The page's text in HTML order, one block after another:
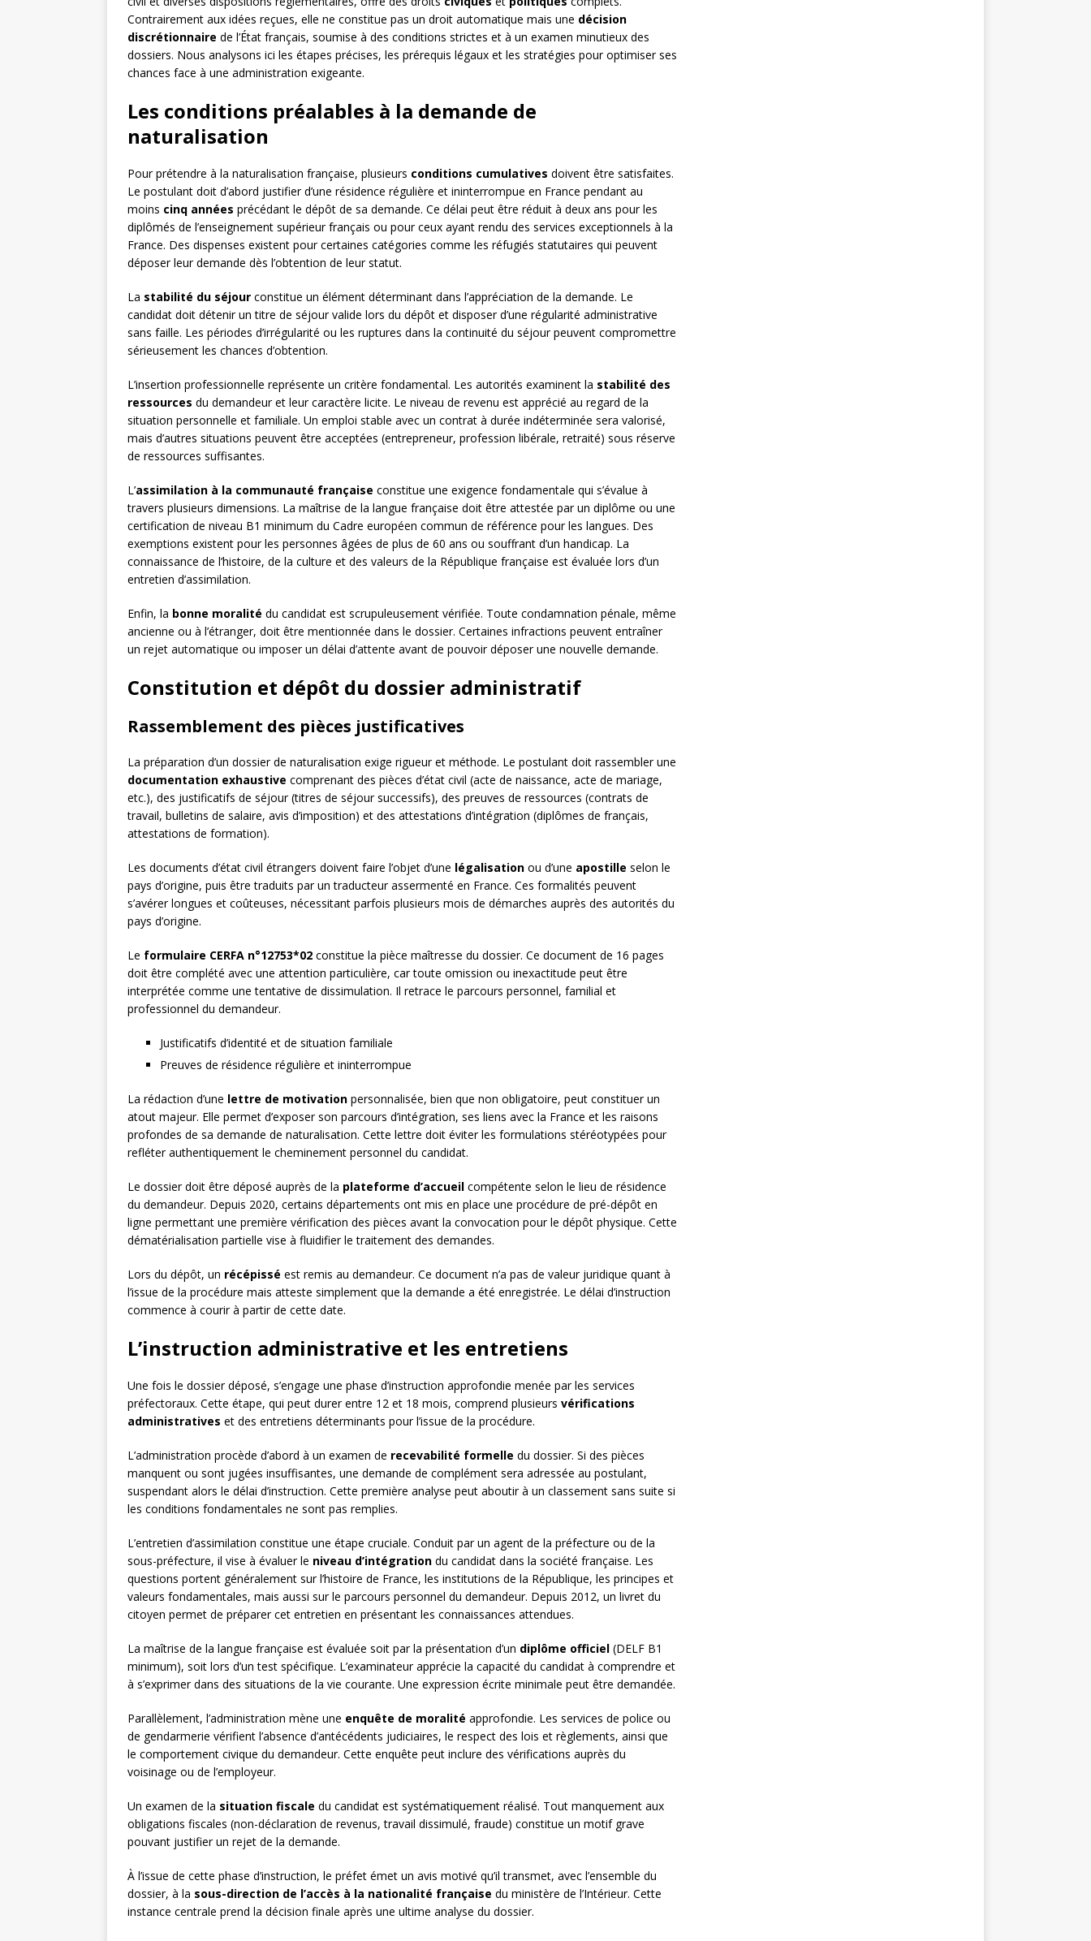
Contrairement aux idées reçues, elle ne constitue pas un droit automatique mais une décision
discrétionnaire de l’État français, soumise à des conditions strictes et à un examen minutieux des
dossiers. Nous analysons ici les étapes précises, les prérequis légaux et les stratégies pour optimiser ses
chances face à une administration exigeante.
Les conditions préalables à la demande de
naturalisation
Pour prétendre à la naturalisation française, plusieurs conditions cumulatives doivent être satisfaites.
Le postulant doit d’abord justifier d’une résidence régulière et ininterrompue en France pendant au
moins cinq années précédant le dépôt de sa demande. Ce délai peut être réduit à deux ans pour les
diplômés de l’enseignement supérieur français ou pour ceux ayant rendu des services exceptionnels à la
France. Des dispenses existent pour certaines catégories comme les réfugiés statutaires qui peuvent
déposer leur demande dès l’obtention de leur statut.
La stabilité du séjour constitue un élément déterminant dans l’appréciation de la demande. Le
candidat doit détenir un titre de séjour valide lors du dépôt et disposer d’une régularité administrative
sans faille. Les périodes d’irrégularité ou les ruptures dans la continuité du séjour peuvent compromettre
sérieusement les chances d’obtention.
L’insertion professionnelle représente un critère fondamental. Les autorités examinent la stabilité des
ressources du demandeur et leur caractère licite. Le niveau de revenu est apprécié au regard de la
situation personnelle et familiale. Un emploi stable avec un contrat à durée indéterminée sera valorisé,
mais d’autres situations peuvent être acceptées (entrepreneur, profession libérale, retraité) sous réserve
de ressources suffisantes.
L’assimilation à la communauté française constitue une exigence fondamentale qui s’évalue à
travers plusieurs dimensions. La maîtrise de la langue française doit être attestée par un diplôme ou une
certification de niveau B1 minimum du Cadre européen commun de référence pour les langues. Des
exemptions existent pour les personnes âgées de plus de 60 ans ou souffrant d’un handicap. La
connaissance de l’histoire, de la culture et des valeurs de la République française est évaluée lors d’un
entretien d’assimilation.
Enfin, la bonne moralité du candidat est scrupuleusement vérifiée. Toute condamnation pénale, même
ancienne ou à l’étranger, doit être mentionnée dans le dossier. Certaines infractions peuvent entraîner
un rejet automatique ou imposer un délai d’attente avant de pouvoir déposer une nouvelle demande.
Constitution et dépôt du dossier administratif
Rassemblement des pièces justificatives
La préparation d’un dossier de naturalisation exige rigueur et méthode. Le postulant doit rassembler une
documentation exhaustive comprenant des pièces d’état civil (acte de naissance, acte de mariage,
etc.), des justificatifs de séjour (titres de séjour successifs), des preuves de ressources (contrats de
travail, bulletins de salaire, avis d’imposition) et des attestations d’intégration (diplômes de français,
attestations de formation).
Les documents d’état civil étrangers doivent faire l’objet d’une légalisation ou d’une apostille selon le
pays d’origine, puis être traduits par un traducteur assermenté en France. Ces formalités peuvent
s’avérer longues et coûteuses, nécessitant parfois plusieurs mois de démarches auprès des autorités du
pays d’origine.
Le formulaire CERFA n°12753*02 constitue la pièce maîtresse du dossier. Ce document de 16 pages
doit être complété avec une attention particulière, car toute omission ou inexactitude peut être
interprétée comme une tentative de dissimulation. Il retrace le parcours personnel, familial et
professionnel du demandeur.
Justificatifs d’identité et de situation familiale
Preuves de résidence régulière et ininterrompue
La rédaction d’une lettre de motivation personnalisée, bien que non obligatoire, peut constituer un
atout majeur. Elle permet d’exposer son parcours d’intégration, ses liens avec la France et les raisons
profondes de sa demande de naturalisation. Cette lettre doit éviter les formulations stéréotypées pour
refléter authentiquement le cheminement personnel du candidat.
Le dossier doit être déposé auprès de la plateforme d’accueil compétente selon le lieu de résidence
du demandeur. Depuis 2020, certains départements ont mis en place une procédure de pré-dépôt en
ligne permettant une première vérification des pièces avant la convocation pour le dépôt physique. Cette
dématérialisation partielle vise à fluidifier le traitement des demandes.
Lors du dépôt, un récépissé est remis au demandeur. Ce document n’a pas de valeur juridique quant à
l’issue de la procédure mais atteste simplement que la demande a été enregistrée. Le délai d’instruction
commence à courir à partir de cette date.
L’instruction administrative et les entretiens
Une fois le dossier déposé, s’engage une phase d’instruction approfondie menée par les services
préfectoraux. Cette étape, qui peut durer entre 12 et 18 mois, comprend plusieurs vérifications
administratives et des entretiens déterminants pour l’issue de la procédure.
L’administration procède d’abord à un examen de recevabilité formelle du dossier. Si des pièces
manquent ou sont jugées insuffisantes, une demande de complément sera adressée au postulant,
suspendant alors le délai d’instruction. Cette première analyse peut aboutir à un classement sans suite si
les conditions fondamentales ne sont pas remplies.
L’entretien d’assimilation constitue une étape cruciale. Conduit par un agent de la préfecture ou de la
sous-préfecture, il vise à évaluer le niveau d’intégration du candidat dans la société française. Les
questions portent généralement sur l’histoire de France, les institutions de la République, les principes et
valeurs fondamentales, mais aussi sur le parcours personnel du demandeur. Depuis 2012, un livret du
citoyen permet de préparer cet entretien en présentant les connaissances attendues.
La maîtrise de la langue française est évaluée soit par la présentation d’un diplôme officiel (DELF B1
minimum), soit lors d’un test spécifique. L’examinateur apprécie la capacité du candidat à comprendre et
à s’exprimer dans des situations de la vie courante. Une expression écrite minimale peut être demandée.
Parallèlement, l’administration mène une enquête de moralité approfondie. Les services de police ou
de gendarmerie vérifient l’absence d’antécédents judiciaires, le respect des lois et règlements, ainsi que
le comportement civique du demandeur. Cette enquête peut inclure des vérifications auprès du
voisinage ou de l’employeur.
Un examen de la situation fiscale du candidat est systématiquement réalisé. Tout manquement aux
obligations fiscales (non-déclaration de revenus, travail dissimulé, fraude) constitue un motif grave
pouvant justifier un rejet de la demande.
À l’issue de cette phase d’instruction, le préfet émet un avis motivé qu’il transmet, avec l’ensemble du
dossier, à la sous-direction de l’accès à la nationalité française du ministère de l’Intérieur. Cette
instance centrale prend la décision finale après une ultime analyse du dossier.